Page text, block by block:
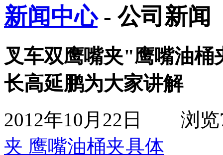
新闻中心- 公司新闻
叉车双鹰嘴夹"鹰嘴油桶
长高延鹏为大家讲解
2012年10月22日 浏览
夹 鹰嘴油桶夹具体